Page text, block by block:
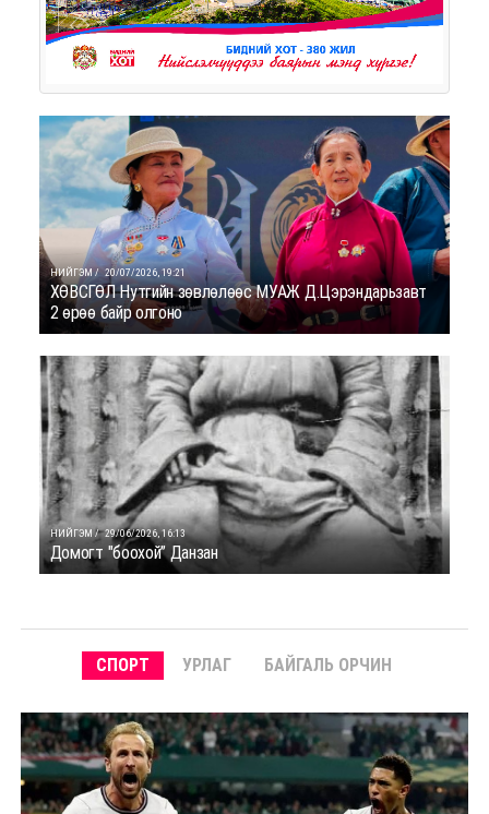
НИЙГЭМ / 20/07/2026, 19:21
ХӨВСГӨЛ Нутгийн зөвлөлөөс МУАЖ Д.Цэрэндарьзавт
2 өрөө байр олгоно
НИЙГЭМ / 29/06/2026, 16:13
Домогт "боохой” Данзан
СПОРТ УРЛАГ БАЙГАЛЬ ОРЧИН